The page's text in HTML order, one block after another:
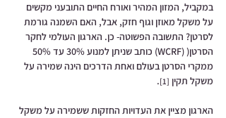
במקביל, המזון המהיר ואורח החיים התובעני מקשים
על משקל מאוזן וגוף חזק, אבל, האם השמנה גורמת
לסרטן? התשובה הפשוטה- כן. הארגון העולמי לחקר
ממקרי הסרטן בעולם ואחת הדרכים הינה שמירה על
משקל תקין [1]
.
הארגון מציין את העדויות החזקות ששמירה על משקל